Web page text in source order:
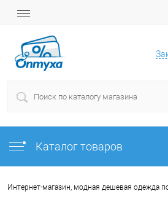
Каталог товаров
Интернет-магазин, модная дешевая одежда